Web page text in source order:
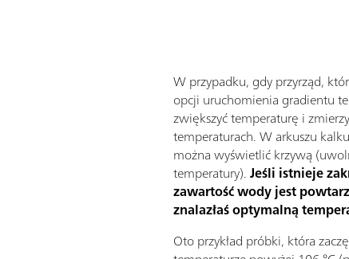
W przypadku, gdy przyrząd,
opcji uruchomienia gradientu
zwiększyć temperaturę i
temperaturach. W arkuszu
można wyświetlić krzywą
temperatury).Jeśli istnieje
zawartość wody jest
znalazłaś optymalną
Oto przykład próbki, która